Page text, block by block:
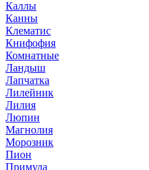
Каллы
Канны
Клематис
Книфофия
Комнатные
Ландыш
Лапчатка
Лилейник
Лилия
Люпин
Магнолия
Морозник
Пион
Примула